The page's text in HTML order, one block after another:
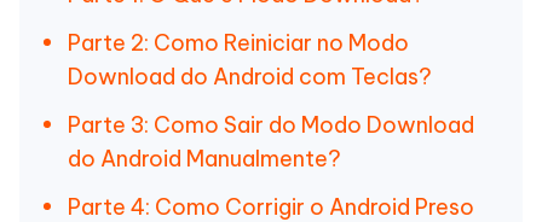
Parte 2: Como Reiniciar no Modo
Download do Android com Teclas?
Parte 3: Como Sair do Modo Download
do Android Manualmente?
Parte 4: Como Corrigir o Android Preso